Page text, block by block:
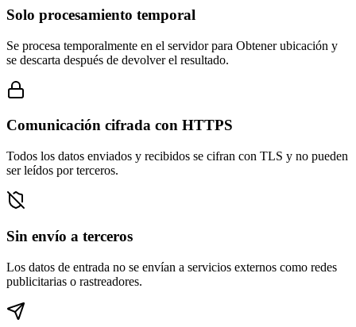
Solo procesamiento temporal
Se procesa temporalmente en el servidor para Obtener ubicación y
se descarta después de devolver el resultado.
Comunicación cifrada con HTTPS
Todos los datos enviados y recibidos se cifran con TLS y no pueden
ser leídos por terceros.
Sin envío a terceros
Los datos de entrada no se envían a servicios externos como redes
publicitarias o rastreadores.